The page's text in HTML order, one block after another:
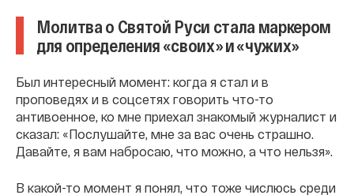
Молитва о Святой Руси стала маркером
для определения «своих» и «чужих»
Был интересный момент: когда я стал и в
проповедях и в соцсетях говорить что-то
антивоенное, ко мне приехал знакомый журналист и
сказал: «Послушайте, мне за вас очень страшно.
Давайте, я вам набросаю, что можно, а что нельзя».
В какой-то момент я понял, что тоже числюсь среди